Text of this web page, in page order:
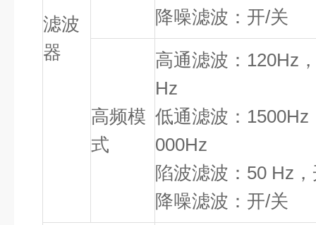
滤波
器
降噪滤波：开/关
高频模
式
高通滤波：120Hz
Hz
低通滤波：1500Hz
000Hz
陷波滤波：50 Hz
降噪滤波：开/关